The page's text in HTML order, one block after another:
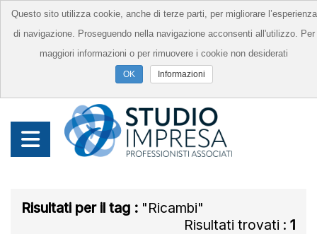
Risultati per il tag :
Ricambi
Risultati trovati : 1
Questo sito utilizza cookie, anche di terze parti, per migliorare l’esperienza
di navigazione. Proseguendo nella navigazione acconsenti all'utilizzo. Per
maggiori informazioni o per rimuovere i cookie non desiderati
Informazioni